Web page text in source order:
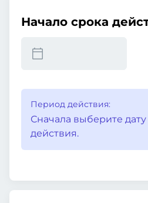
Начало срока
Период действия:
Сначала выберите дату
действия.